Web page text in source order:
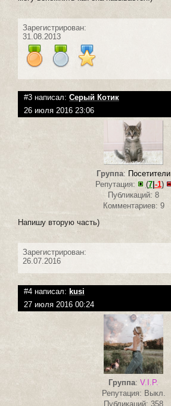
Зарегистрирован:
31.08.2013
#3 написал: Серый Котик
26 июля 2016 23:06
Группа: Посетители
Репутация:
(7| -1)
Публикаций: 8
Комментариев: 9
Напишу вторую часть)
Зарегистрирован:
26.07.2016
#4 написал: kusi
27 июля 2016 00:24
Группа: V.I.P.
Репутация: Выкл.
Публикаций: 358